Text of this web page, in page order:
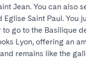
Jean. You can also
Eglise Saint Paul. You
go to the Basilique
Lyon, offering an
remains like the